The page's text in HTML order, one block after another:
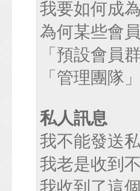
我要如何成
為何某些會
「預設會員
「管理團隊
私人訊息
我不能發送
我老是收到
我收到了這